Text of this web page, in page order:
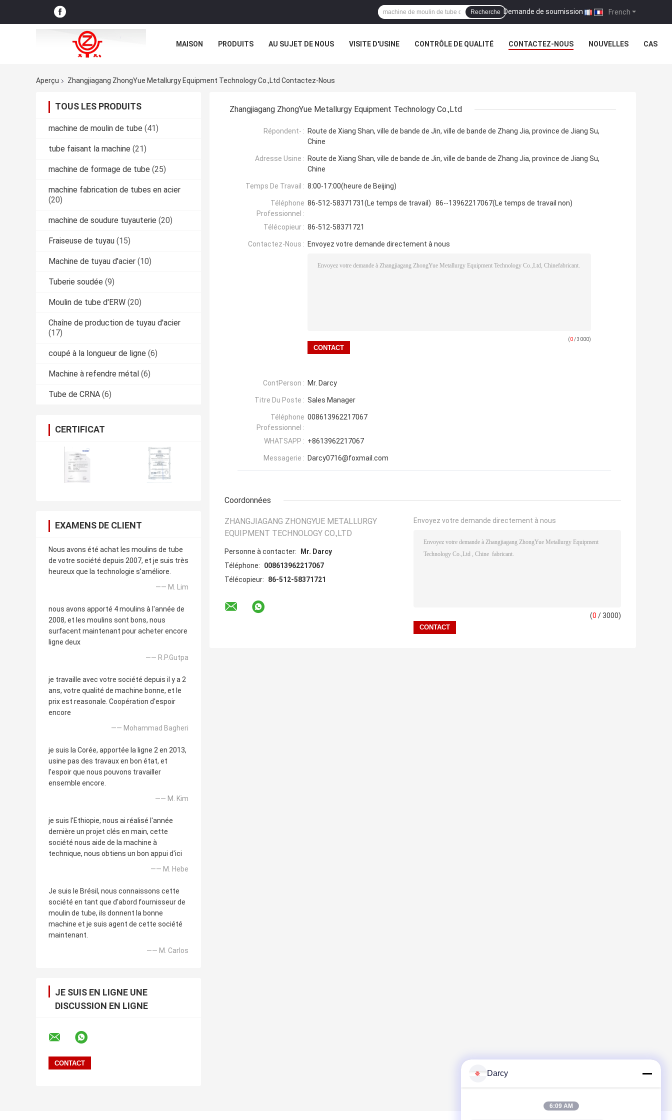
French
Demande de soumission |
Recherche
MAISON PRODUITS AU SUJET DE NOUS VISITE D'USINE CONTRÔLE DE QUALITÉ CONTACTEZ-NOUS NOUVELLES CAS
Aperçu
Zhangjiagang ZhongYue Metallurgy Equipment Technology Co.,Ltd Contactez-Nous
TOUS LES PRODUITS
machine de moulin de tube (41)
tube faisant la machine (21)
machine de formage de tube (25)
machine fabrication de tubes en acier
(20)
machine de soudure tuyauterie (20)
Fraiseuse de tuyau (15)
Machine de tuyau d'acier (10)
Tuberie soudée (9)
Moulin de tube d'ERW (20)
Chaîne de production de tuyau d'acier
(17)
coupé à la longueur de ligne (6)
Machine à refendre métal (6)
Tube de CRNA (6)
CERTIFICAT
EXAMENS DE CLIENT
Nous avons été achat les moulins de tube
de votre société depuis 2007, et je suis très
heureux que la technologie s'améliore.
—— M. Lim
nous avons apporté 4 moulins à l'année de
2008, et les moulins sont bons, nous
surfacent maintenant pour acheter encore
ligne deux
—— R.P.Gutpa
je travaille avec votre société depuis il y a 2
ans, votre qualité de machine bonne, et le
prix est reasonale. Coopération d'espoir
encore
—— Mohammad Bagheri
je suis la Corée, apportée la ligne 2 en 2013,
usine pas des travaux en bon état, et
l'espoir que nous pouvons travailler
ensemble encore.
—— M. Kim
je suis l'Ethiopie, nous ai réalisé l'année
dernière un projet clés en main, cette
société nous aide de la machine à
technique, nous obtiens un bon appui d'ici
—— M. Hebe
Je suis le Brésil, nous connaissons cette
société en tant que d'abord fournisseur de
moulin de tube, ils donnent la bonne
machine et je suis agent de cette société
maintenant.
—— M. Carlos
JE SUIS EN LIGNE UNE
DISCUSSION EN LIGNE
Zhangjiagang ZhongYue Metallurgy Equipment Technology Co.,Ltd
Répondent- : Route de Xiang Shan, ville de bande de Jin, ville de bande de Zhang Jia, province de Jiang Su,
Chine
Adresse Usine : Route de Xiang Shan, ville de bande de Jin, ville de bande de Zhang Jia, province de Jiang Su,
Chine
Temps De Travail : 8:00-17:00(heure de Beijing)
Téléphone
Professionnel :
86-512-58371731(Le temps de travail) 86--13962217067(Le temps de travail non)
Télécopieur : 86-512-58371721
Contactez-Nous : Envoyez votre demande directement à nous
(0/ 3000)
ContPerson : Mr. Darcy
Titre Du Poste : Sales Manager
Téléphone
Professionnel :
008613962217067
WHATSAPP : +8613962217067
Messagerie : Darcy0716@foxmail.com
Coordonnées
ZHANGJIAGANG ZHONGYUE METALLURGY
EQUIPMENT TECHNOLOGY CO.,LTD
Personne à contacter:
Mr. Darcy
Téléphone:
008613962217067
Télécopieur:
86-512-58371721
Envoyez votre demande directement à nous
(0 / 3000)
Darcy
6:09 AM